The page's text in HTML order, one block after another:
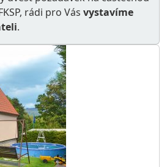
rádi pro Vás vystavíme
.